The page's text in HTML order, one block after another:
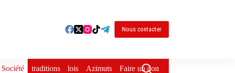
Nous contacter
Société traditions lois Azimuts Faire un don